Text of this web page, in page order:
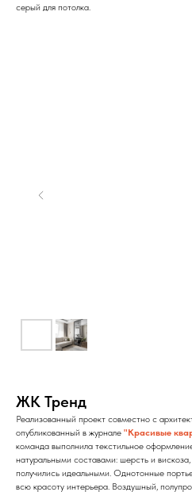
серый для потолка.
ЖК Тренд
Реализованный проект совместно с
опубликованный в журнале "Красивые
команда выполнила текстильное
натуральными составами: шерсть и
получились идеальными. Однотонные
всю красоту интерьера. Воздушный,